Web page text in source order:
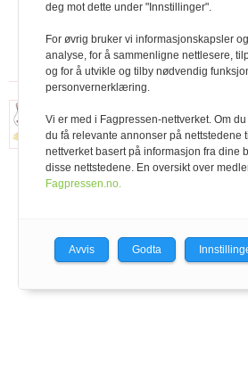
høgere i september
mye å tape på å
halvår.
mjølkefeber til eit
Tilskotsfôr med svært
veker før kalving vil i
mjølkefeber dei
deg mot dette under "Innstillinger".
For øvrig bruker vi informasjonskapsler
analyse, for å sammenligne nettlesere,
og for å utvikle og tilby nødvendig
personvernerklæring.
Vi er med i Fagpressen-nettverket. Om du
du få relevante annonser på nettstedene
nettverket basert på informasjon fra dine
disse nettstedene. En oversikt over
Fagpressen.no.
Avvis Godta